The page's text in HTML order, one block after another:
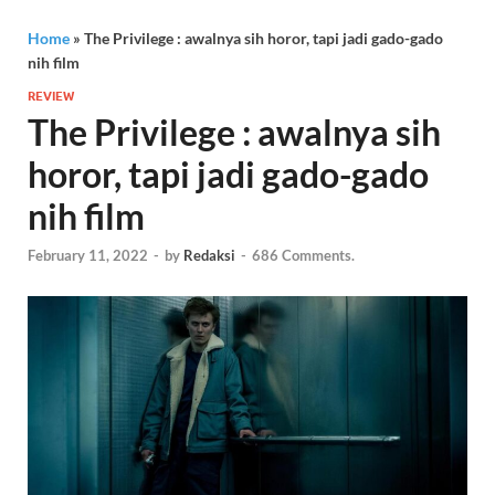
Home » The Privilege : awalnya sih horor, tapi jadi gado-gado
nih film
REVIEW
The Privilege : awalnya sih
horor, tapi jadi gado-gado
nih film
February 11, 2022 - by Redaksi - 686 Comments.